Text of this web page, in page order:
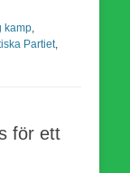
kamp
Partiet,
för ett